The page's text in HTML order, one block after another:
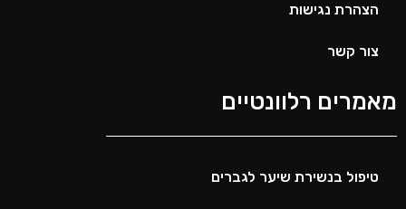
הצהרת נגישות
צור קשר
מאמרים רלוונטיים
טיפול בנשירת שיער לגברים